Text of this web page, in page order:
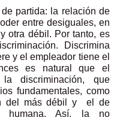
partida: la relación de
entre desiguales, en
otra débil. Por tanto, es
Discrimina
y el empleador tiene el
es natural que el
discriminación, que
fundamentales, como
del más débil y el de
humana. Así, la no